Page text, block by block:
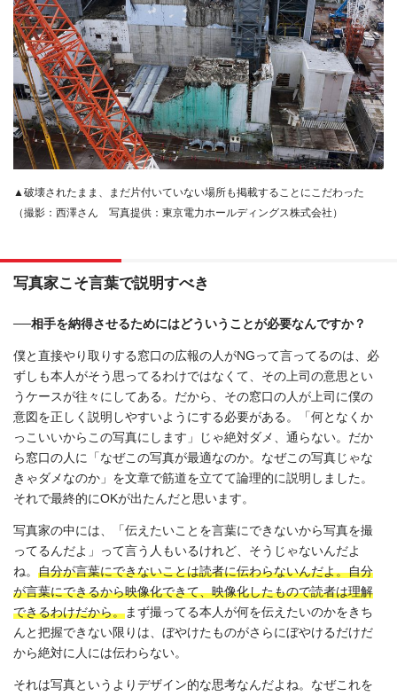
▲破壊されたまま、まだ片付いていない場所も掲載することにこだわった
（撮影：西澤さん 写真提供：東京電力ホールディングス株式会社）
写真家こそ言葉で説明すべき
──相手を納得させるためにはどういうことが必要なんですか？
僕と直接やり取りする窓口の広報の人がNGって言ってるのは、必
ずしも本人がそう思ってるわけではなくて、その上司の意思とい
うケースが往々にしてある。だから、その窓口の人が上司に僕の
意図を正しく説明しやすいようにする必要がある。「何となくか
っこいいからこの写真にします」じゃ絶対ダメ、通らない。だか
ら窓口の人に「なぜこの写真が最適なのか。なぜこの写真じゃな
きゃダメなのか」を文章で筋道を立てて論理的に説明しました。
それで最終的にOKが出たんだと思います。
写真家の中には、「伝えたいことを言葉にできないから写真を撮
ってるんだよ」って言う人もいるけれど、そうじゃないんだよ
ね。 自分が言葉にできないことは読者に伝わらないんだよ。自分
が言葉にできるから映像化できて、映像化したもので読者は理解
できるわけだから。まず撮ってる本人が何を伝えたいのかをきち
んと把握できない限りは、ぼやけたものがさらにぼやけるだけだ
から絶対に人には伝わらない。
それは写真というよりデザイン的な思考なんだよね。なぜこれを